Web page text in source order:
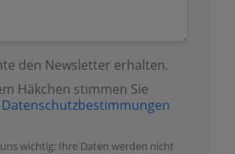
den Newsletter erhalten.
Häkchen stimmen Sie
Datenschutzbestimmungen
wichtig: Ihre Daten werden nicht